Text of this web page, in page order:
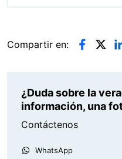
Compartir en:
¿Duda sobre la
información, una
Contáctenos
WhatsApp